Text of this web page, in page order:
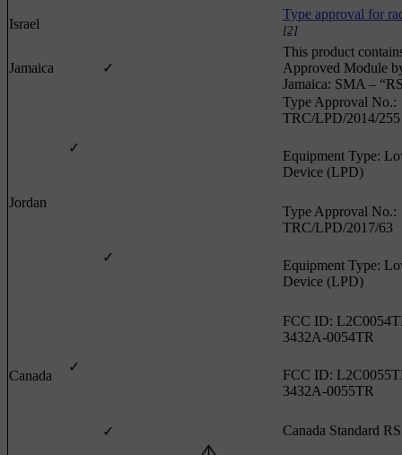
Israel
Type approval for
[2]
Jamaica ✓
This product
Approved Module
Jamaica: SMA –
Jordan
✓
Type Approval No.:
TRC/LPD/2014/255
Equipment Type:
Device (LPD)
✓
Type Approval No.:
TRC/LPD/2017/63
Equipment Type:
Device (LPD)
Canada
✓
FCC ID:
3432A-0054TR
FCC ID:
3432A-0055TR
✓ Canada Standard